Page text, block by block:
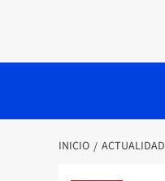
INICIO ACTUALIDAD